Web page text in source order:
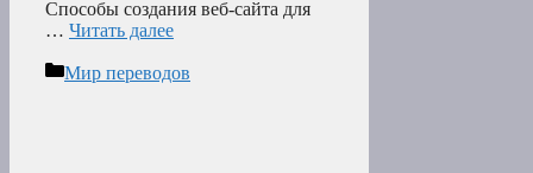
Способы создания веб-сайта для
… Читать далее
Рубрики
Мир переводов